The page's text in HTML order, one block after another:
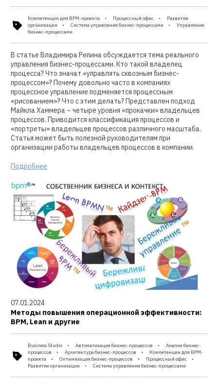
Компетенции для BPM-проекта Процессный офис
Развитие
организации
Система управления бизнес-процессами
Управление
бизнес-процессами
В статье Владимира Репина обсуждается тема реального
управления бизнес-процессами. Кто такой владелец
процесса? Что значат «управлять сквозным бизнес-
процессом»? Почему довольно часто в компаниях
процессное управление подменяется процессным
«рисованием»? Что с этим делать? Представлен подход
Майкла Хаммера – четыре уровня «прокачки» владельцев
процессов. Приводится классификация процессов и
«портреты» владельцев процессов различного масштаба.
Статья может быть полезной руководителям при
организации работы владельцев процессов в компании.
Подробнее
07.01.2024
Методы повышения операционной эффективности:
BPM, Lean и другие
Business Studio Автоматизация бизнес-процессов
Анализ бизнес-
процессов
Архитектура бизнес-процессов
Компетенции для BPM-
проекта
Оптимизация бизнес-процессов
Процессный офис
Развитие организации
Система управления бизнес-процессами